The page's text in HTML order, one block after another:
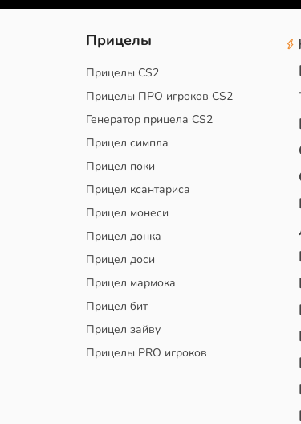
Прицелы
Прицелы CS2
Прицелы ПРО игроков CS2
Генератор прицела CS2
Прицел симпла
Прицел поки
Прицел ксантариса
Прицел монеси
Прицел донка
Прицел доси
Прицел мармока
Прицел бит
Прицел зайву
Прицелы PRO игроков